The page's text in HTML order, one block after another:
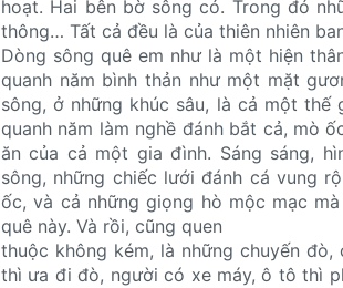
hoạt. Hai bên bờ sông có. Trong đó
thông… Tất cả đều là của thiên nhiên
Dòng sông quê em như là một hiện
quanh năm bình thản như một mặt
sông, ở những khúc sâu, là cả một thế
quanh năm làm nghề đánh bắt cả, mò
ăn của cả một gia đình. Sáng sáng,
sông, những chiếc lưới đánh cá vung
ốc, và cả những giọng hò mộc mạc
quê này. Và rồi, cũng quen
thuộc không kém, là những chuyến
thì ưa đi đò, người có xe máy, ô tô thì